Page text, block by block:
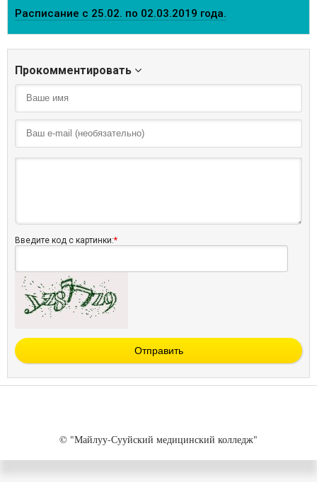
Расписание с 25.02. по 02.03.2019 года.
Прокомментировать
Введите код с картинки:*
Отправить
© "Майлуу-Сууйский медицинский колледж"